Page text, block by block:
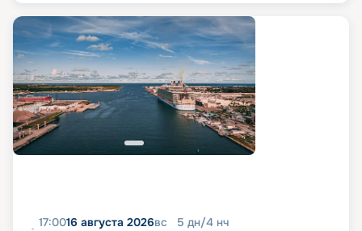
17:0016 августа 2026вс 5 дн/4 нч